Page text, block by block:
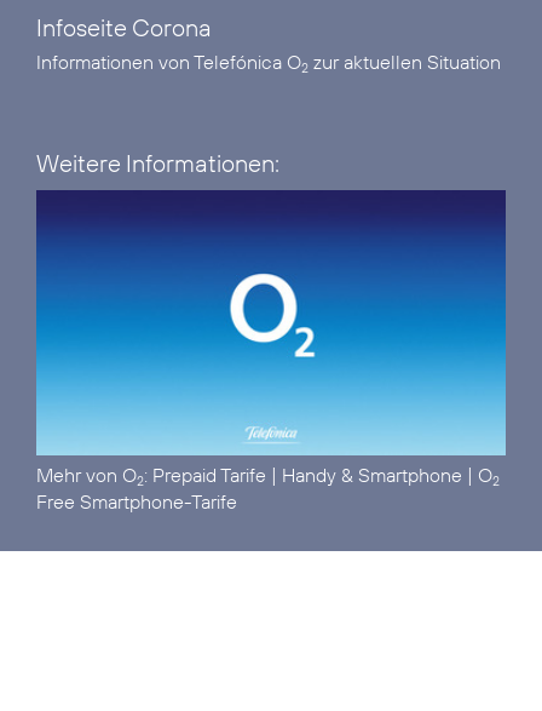
Infoseite Corona
Informationen von Telefónica O2 zur aktuellen Situation
Weitere Informationen:
Mehr von O2: Prepaid Tarife | Handy & Smartphone | O2
Free Smartphone-Tarife